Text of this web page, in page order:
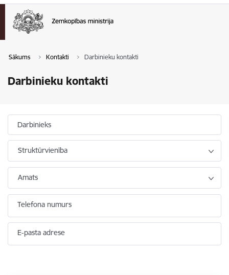
Sākums Kontakti Darbinieku kontakti
Darbinieku kontakti
Darbinieks
Struktūrvienība
Amats
Telefona numurs
E-pasta adrese